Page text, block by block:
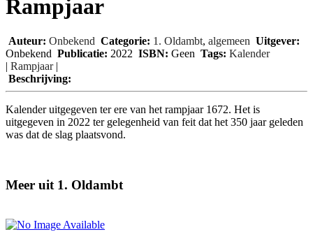
Rampjaar
Auteur: Onbekend Categorie: 1. Oldambt, algemeen Uitgever:
Onbekend Publicatie: 2022 ISBN: Geen Tags: Kalender
| Rampjaar|
Beschrijving:
Kalender uitgegeven ter ere van het rampjaar 1672. Het is
uitgegeven in 2022 ter gelegenheid van feit dat het 350 jaar geleden
was dat de slag plaatsvond.
Meer uit 1. Oldambt